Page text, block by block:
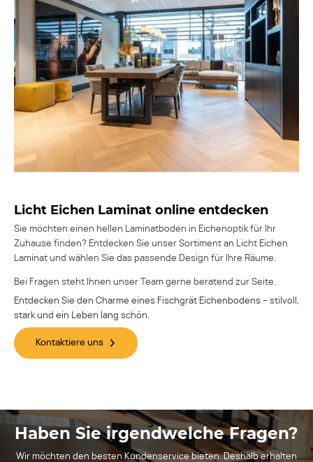
Licht Eichen Laminat online entdecken
Sie möchten einen hellen Laminatboden in Eichenoptik für Ihr
Zuhause finden? Entdecken Sie unser Sortiment an Licht Eichen
Laminat und wählen Sie das passende Design für Ihre Räume.
Bei Fragen steht Ihnen unser Team gerne beratend zur Seite.
Entdecken Sie den Charme eines Fischgrät Eichenbodens – stilvoll,
stark und ein Leben lang schön.
Kontaktiere uns
Haben Sie irgendwelche Fragen?
Wir möchten den besten Kundenservice bieten. Deshalb erhalten